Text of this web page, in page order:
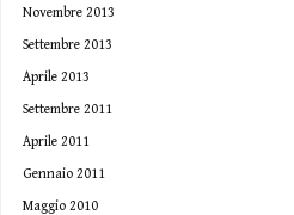
Novembre 2013
Settembre 2013
Aprile 2013
Settembre 2011
Aprile 2011
Gennaio 2011
Maggio 2010